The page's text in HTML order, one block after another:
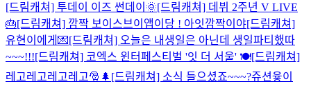
[드림캐쳐] 투데이 이즈 썬데이🌞[드림캐쳐] 데뷔 2주년 V LIVE
🎂[드림캐쳐] 깜짝 보이스브이앱이당 ! 아잇깜짝이야[드림캐쳐]
유현이에게💌[드림캐쳐] 오늘은 내생일은 아닌데 생일파티했따
~~~!!![드림캐쳐] 코엑스 윈터페스티벌 '잇 더 서울' 🍽[드림캐쳐]
레고레고레고레고🎅🌲 [드림캐쳐] 소식 들으셨죠~~~?쥬션윻이